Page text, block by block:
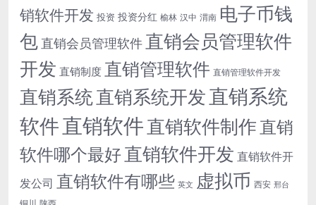
销软件开发 投资 投资分红 榆林 汉中 渭南 电子币钱
包 直销会员管理软件 直销会员管理软件
开发 直销制度 直销管理软件 直销管理软件开发
直销系统直销系统开发直销系统
软件直销软件直销软件制作直销
软件哪个最好直销软件开发 直销软件开
发公司 直销软件有哪些 英文 虚拟币 西安 邢台